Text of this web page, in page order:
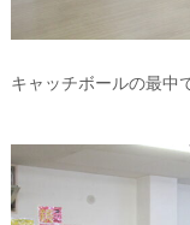
キャッチボールの最中